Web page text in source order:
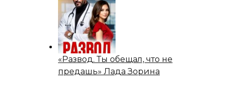
«Развод. Ты обещал, что не
предашь» Лада Зорина